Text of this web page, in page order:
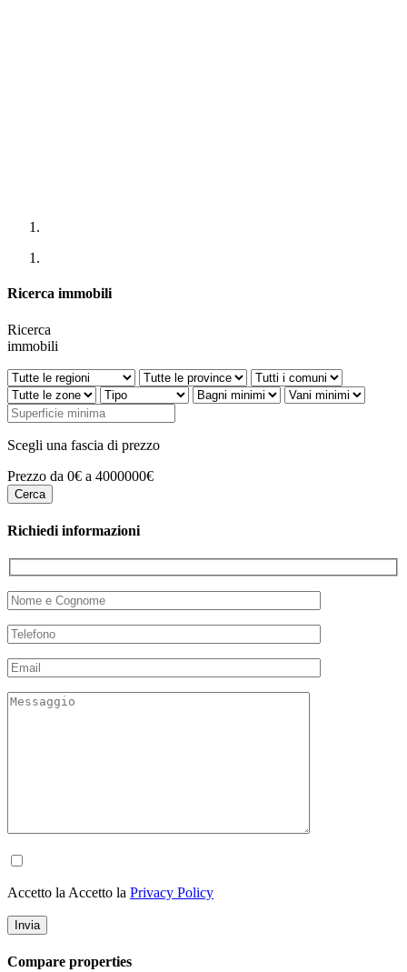
Ricerca immobili
Ricerca
immobili
Scegli una fascia di prezzo
Prezzo da 0€ a 4000000€
Richiedi informazioni
Accetto la Accetto la Privacy Policy
Compare properties